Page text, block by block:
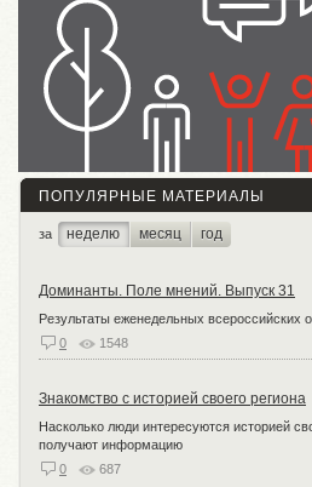
ПОПУЛЯРНЫЕ МАТЕРИАЛЫ
за неделю месяц год
Доминанты. Поле мнений. Выпуск 31
Результаты еженедельных
0
1548
Знакомство с историей своего региона
Насколько люди интересуются историей
получают информацию
0
687